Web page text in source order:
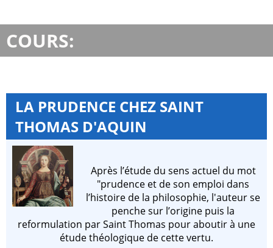
COURS:
LA PRUDENCE CHEZ SAINT
THOMAS D'AQUIN
Après l’étude du sens actuel du mot
"prudence et de son emploi dans
l’histoire de la philosophie, l'auteur se
penche sur l’origine puis la
reformulation par Saint Thomas pour aboutir à une
étude théologique de cette vertu.